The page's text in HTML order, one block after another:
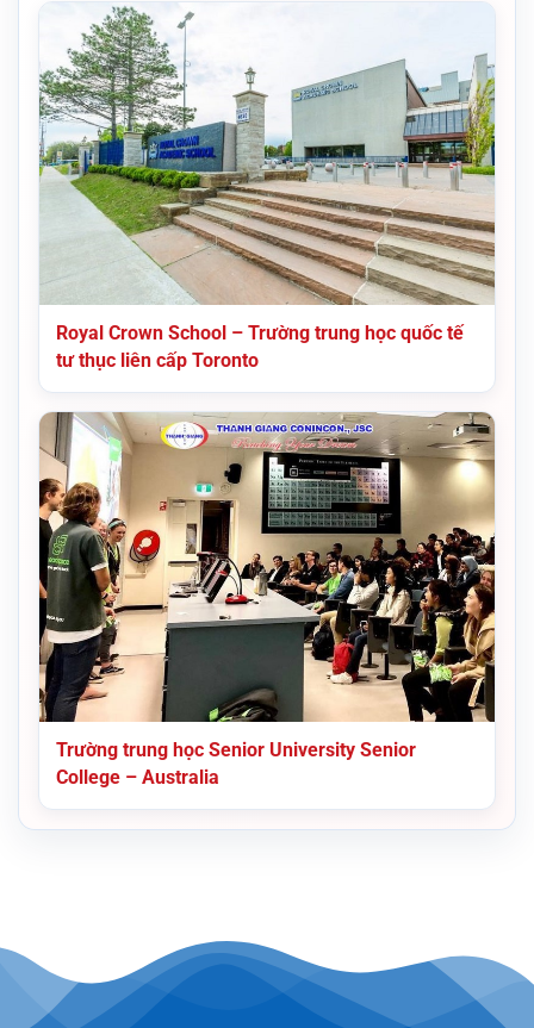
Royal Crown School – Trường trung học quốc tế
tư thục liên cấp Toronto
Trường trung học Senior University Senior
College – Australia